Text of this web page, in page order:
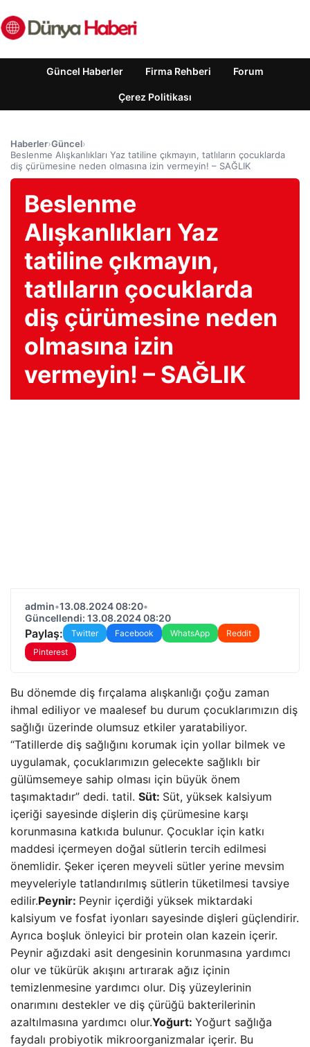
Güncel Haberler Firma Rehberi Forum
Çerez Politikası
Haberler›Güncel›
Beslenme Alışkanlıkları Yaz tatiline çıkmayın, tatlıların çocuklarda
diş çürümesine neden olmasına izin vermeyin! – SAĞLIK
Beslenme
Alışkanlıkları Yaz
tatiline çıkmayın,
tatlıların çocuklarda
diş çürümesine neden
olmasına izin
vermeyin! – SAĞLIK
admin•13.08.2024 08:20•
Güncellendi: 13.08.2024 08:20
Paylaş: Twitter Facebook WhatsApp
Reddit
Pinterest
Bu dönemde diş fırçalama alışkanlığı çoğu zaman
ihmal ediliyor ve maalesef bu durum çocuklarımızın diş
sağlığı üzerinde olumsuz etkiler yaratabiliyor.
“Tatillerde diş sağlığını korumak için yollar bilmek ve
uygulamak, çocuklarımızın gelecekte sağlıklı bir
gülümsemeye sahip olması için büyük önem
taşımaktadır” dedi. tatil. Süt: Süt, yüksek kalsiyum
içeriği sayesinde dişlerin diş çürümesine karşı
korunmasına katkıda bulunur. Çocuklar için katkı
maddesi içermeyen doğal sütlerin tercih edilmesi
önemlidir. Şeker içeren meyveli sütler yerine mevsim
meyveleriyle tatlandırılmış sütlerin tüketilmesi tavsiye
edilir.Peynir: Peynir içerdiği yüksek miktardaki
kalsiyum ve fosfat iyonları sayesinde dişleri güçlendirir.
Ayrıca boşluk önleyici bir protein olan kazein içerir.
Peynir ağızdaki asit dengesinin korunmasına yardımcı
olur ve tükürük akışını artırarak ağız içinin
temizlenmesine yardımcı olur. Diş yüzeylerinin
onarımını destekler ve diş çürüğü bakterilerinin
azaltılmasına yardımcı olur.Yoğurt: Yoğurt sağlığa
faydalı probiyotik mikroorganizmalar içerir. Bu